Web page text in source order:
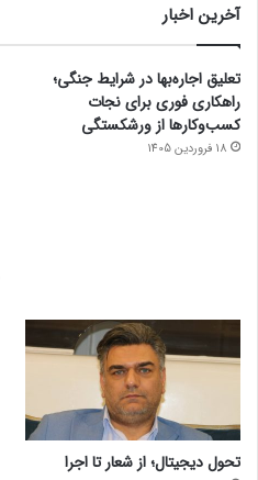
آخرین اخبار
تعلیق اجاره‌بها در شرایط جنگی؛
راهکاری فوری برای نجات
کسب‌وکارها از ورشکستگی
18 فروردین 1405
تحول دیجیتال؛ از شعار تا اجرا